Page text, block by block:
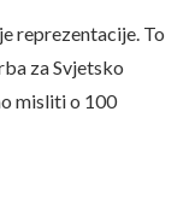
reprezentacije. To
za Svjetsko
misliti o 100